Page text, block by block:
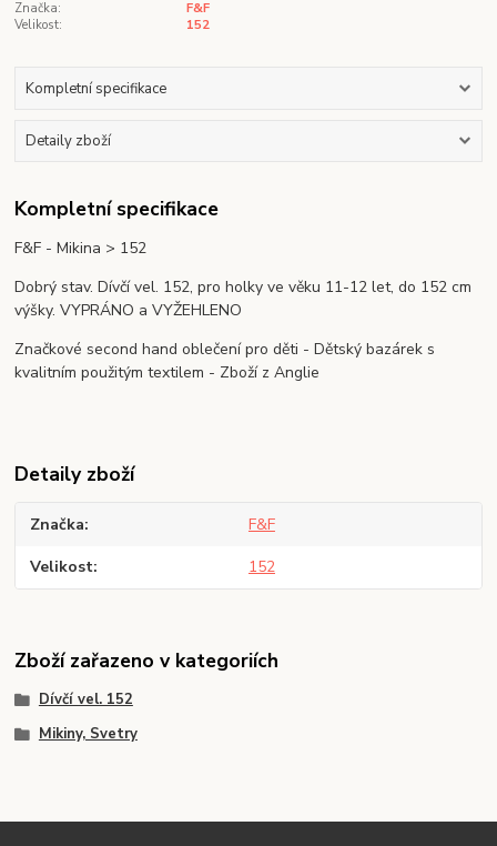
Značka:
F&F
Velikost:
152
Kompletní specifikace
Detaily zboží
Kompletní specifikace
F&F - Mikina > 152
Dobrý stav. Dívčí vel. 152, pro holky ve věku 11-12 let, do 152 cm
výšky. VYPRÁNO a VYŽEHLENO
Značkové second hand oblečení pro děti - Dětský bazárek s
kvalitním použitým textilem - Zboží z Anglie
Detaily zboží
Značka F&F
Velikost 152
Zboží zařazeno v kategoriích
Dívčí vel. 152
Mikiny, Svetry